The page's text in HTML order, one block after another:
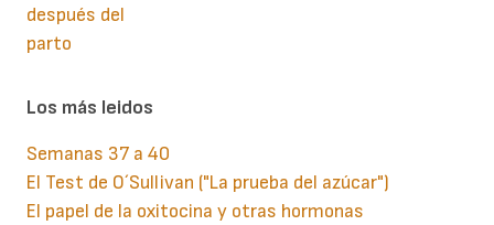
después del
parto
Los más leidos
Semanas 37 a 40
El Test de O´Sullivan ("La prueba del azúcar")
El papel de la oxitocina y otras hormonas